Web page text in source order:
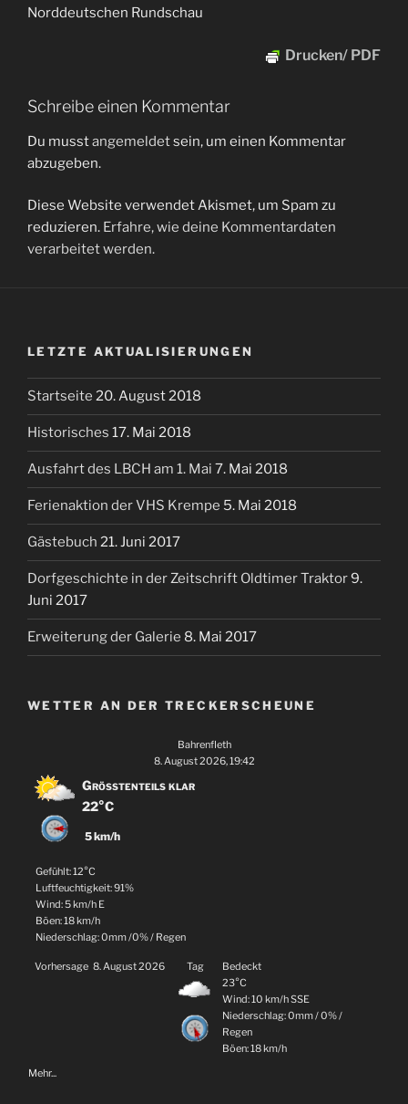
Norddeutschen Rundschau
Drucken/ PDF
Schreibe einen Kommentar
Du musstangemeldetsein, um einen Kommentar
abzugeben.
Diese Website verwendet Akismet, um Spam zu
reduzieren. Erfahre, wie deine Kommentardaten
verarbeitet werden.
LETZTE AKTUALISIERUNGEN
Startseite 20. August 2018
Historisches 17. Mai 2018
Ausfahrt des LBCH am 1. Mai 7. Mai 2018
Ferienaktion der VHS Krempe 5. Mai 2018
Gästebuch 21. Juni 2017
Dorfgeschichte in der Zeitschrift Oldtimer Traktor9.
Juni 2017
Erweiterung der Galerie 8. Mai 2017
WETTER AN DER TRECKERSCHEUNE
Bahrenfleth
8. August 2026, 19:42
Größtenteils klar
22°C
5 km/h
Gefühlt: 12°C
Luftfeuchtigkeit: 91%
Wind: 5 km/h E
Böen: 18 km/h
Niederschlag:0mm/0%/ Regen
Vorhersage 8. August 2026 Tag
Bedeckt
23°C
Wind: 10 km/h SSE
Niederschlag:0mm/0%/
Regen
Böen: 18 km/h
Mehr...